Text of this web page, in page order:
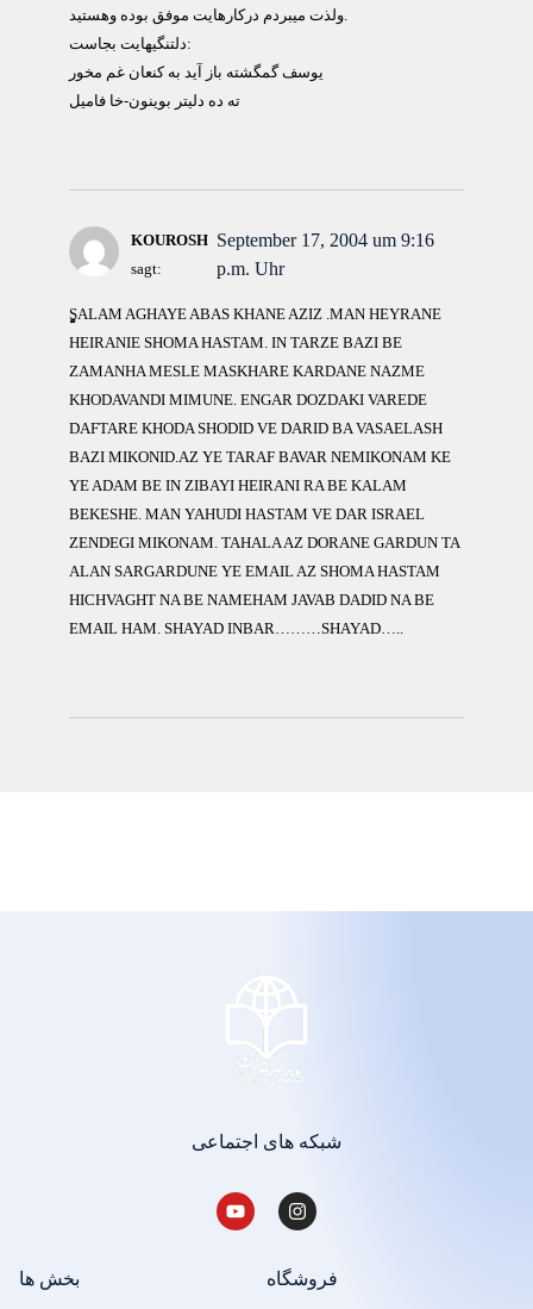
ولذت ميبردم دركارهايت موفق بوده وهستيد.
دلتنگيهايت بجاست:
يوسف گمگشته باز آيد به كنعان غم مخور
ته ده دليتر بوينون-خا فاميل
KOUROSH
sagt:
September 17, 2004 um 9:16
p.m. Uhr
ٍٍٍٍٍSALAM AGHAYE ABAS KHANE AZIZ .MAN HEYRANE
HEIRANIE SHOMA HASTAM. IN TARZE BAZI BE
ZAMANHA MESLE MASKHARE KARDANE NAZME
KHODAVANDI MIMUNE. ENGAR DOZDAKI VAREDE
DAFTARE KHODA SHODID VE DARID BA VASAELASH
BAZI MIKONID.AZ YE TARAF BAVAR NEMIKONAM KE
YE ADAM BE IN ZIBAYI HEIRANI RA BE KALAM
BEKESHE. MAN YAHUDI HASTAM VE DAR ISRAEL
ZENDEGI MIKONAM. TAHALA AZ DORANE GARDUN TA
ALAN SARGARDUNE YE EMAIL AZ SHOMA HASTAM
HICHVAGHT NA BE NAMEHAM JAVAB DADID NA BE
EMAIL HAM. SHAYAD INBAR………SHAYAD…..
شبکه های اجتماعی
بخش ها فروشگاه